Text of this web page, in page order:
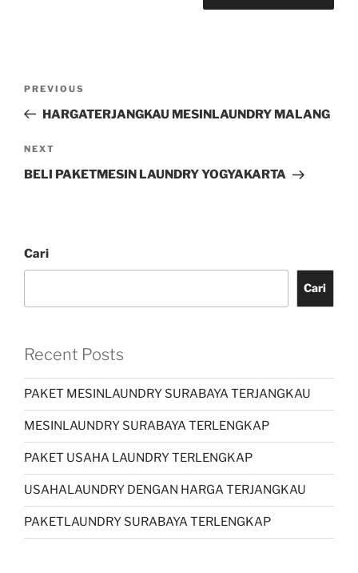
PREVIOUS
HARGATERJANGKAU MESINLAUNDRY MALANG
NEXT
BELI PAKETMESIN LAUNDRY YOGYAKARTA
Cari
Cari
Recent Posts
PAKET MESINLAUNDRY SURABAYA TERJANGKAU
MESINLAUNDRY SURABAYA TERLENGKAP
PAKET USAHA LAUNDRY TERLENGKAP
USAHALAUNDRY DENGAN HARGA TERJANGKAU
PAKETLAUNDRY SURABAYA TERLENGKAP